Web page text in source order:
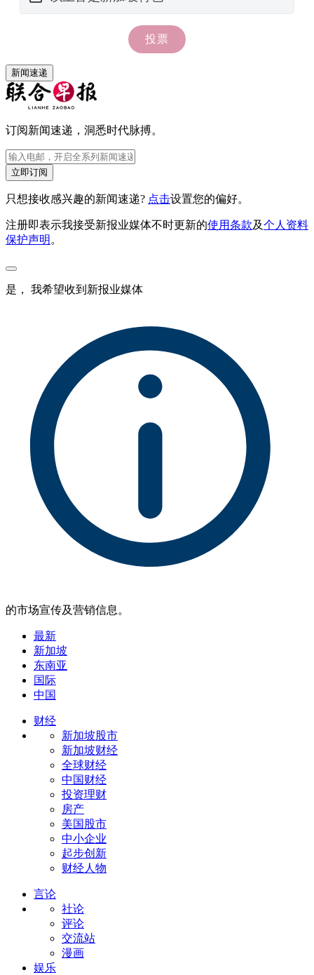
新闻速递
订阅新闻速递，洞悉时代脉搏。
立即订阅
只想接收感兴趣的新闻速递? 点击设置您的偏好。
注册即表示我接受新报业媒体不时更新的使用条款及个人资料
保护声明 。
是， 我希望收到新报业媒体
的市场宣传及营销信息。
最新
新加坡
东南亚
国际
中国
财经
新加坡股市
新加坡财经
全球财经
中国财经
投资理财
房产
美国股市
中小企业
起步创新
财经人物
言论
社论
评论
交流站
漫画
娱乐